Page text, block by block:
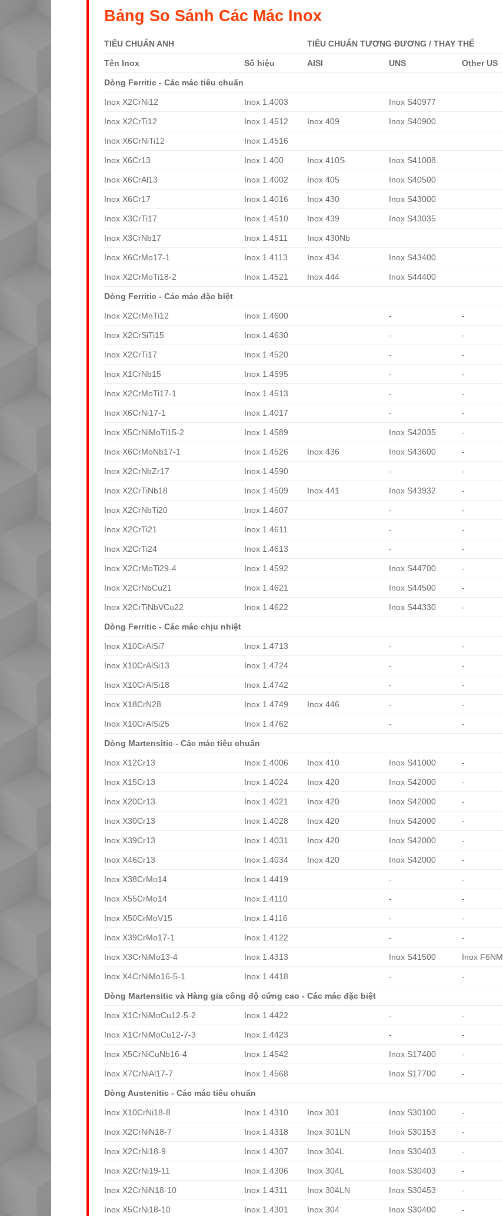
Bảng So Sánh Các Mác Inox
TIÊU CHUẨN ANH TIÊU CHUẨN TƯƠNG ĐƯƠNG / THAY THẾ
Tên Inox Số hiệu AISI UNS Other US
Dòng Ferritic - Các mác tiêu chuẩn
Inox X2CrNi12 Inox 1.4003 Inox S40977
Inox X2CrTi12 Inox 1.4512 Inox 409 Inox S40900
Inox X6CrNiTi12 Inox 1.4516
Inox X6Cr13 Inox 1.400 Inox 410S Inox S41008
Inox X6CrAl13 Inox 1.4002 Inox 405 Inox S40500
Inox X6Cr17 Inox 1.4016 Inox 430 Inox S43000
Inox X3CrTi17 Inox 1.4510 Inox 439 Inox S43035
Inox X3CrNb17 Inox 1.4511 Inox 430Nb
Inox X6CrMo17-1 Inox 1.4113 Inox 434 Inox S43400
Inox X2CrMoTi18-2 Inox 1.4521 Inox 444 Inox S44400
Dòng Ferritic - Các mác đặc biệt
Inox X2CrMnTi12 Inox 1.4600 - -
Inox X2CrSiTi15 Inox 1.4630 - -
Inox X2CrTi17 Inox 1.4520 - -
Inox X1CrNb15 Inox 1.4595 - -
Inox X2CrMoTi17-1 Inox 1.4513 - -
Inox X6CrNi17-1 Inox 1.4017 - -
Inox X5CrNiMoTi15-2 Inox 1.4589 Inox S42035 -
Inox X6CrMoNb17-1 Inox 1.4526 Inox 436 Inox S43600 -
Inox X2CrNbZr17 Inox 1.4590 - -
Inox X2CrTiNb18 Inox 1.4509 Inox 441 Inox S43932 -
Inox X2CrNbTi20 Inox 1.4607 - -
Inox X2CrTi21 Inox 1.4611 - -
Inox X2CrTi24 Inox 1.4613 - -
Inox X2CrMoTi29-4 Inox 1.4592 Inox S44700 -
Inox X2CrNbCu21 Inox 1.4621 Inox S44500 -
Inox X2CrTiNbVCu22 Inox 1.4622 Inox S44330 -
Dòng Ferritic - Các mác chịu nhiệt
Inox X10CrAlSi7 Inox 1.4713 - -
Inox X10CrAlSi13 Inox 1.4724 - -
Inox X10CrAlSi18 Inox 1.4742 - -
Inox X18CrN28 Inox 1.4749 Inox 446 - -
Inox X10CrAlSi25 Inox 1.4762 - -
Dòng Martensitic - Các mác tiêu chuẩn
Inox X12Cr13 Inox 1.4006 Inox 410 Inox S41000 -
Inox X15Cr13 Inox 1.4024 Inox 420 Inox S42000 -
Inox X20Cr13 Inox 1.4021 Inox 420 Inox S42000 -
Inox X30Cr13 Inox 1.4028 Inox 420 Inox S42000 -
Inox X39Cr13 Inox 1.4031 Inox 420 Inox S42000 -
Inox X46Cr13 Inox 1.4034 Inox 420 Inox S42000 -
Inox X38CrMo14 Inox 1.4419 - -
Inox X55CrMo14 Inox 1.4110 - -
Inox X50CrMoV15 Inox 1.4116 - -
Inox X39CrMo17-1 Inox 1.4122 - -
Inox X3CrNiMo13-4 Inox 1.4313 Inox S41500 Inox F6NM
Inox X4CrNiMo16-5-1 Inox 1.4418 - -
Dòng Martensitic và Hàng gia công độ cứng cao - Các mác đặc biệt
Inox X1CrNiMoCu12-5-2 Inox 1.4422 - -
Inox X1CrNiMoCu12-7-3 Inox 1.4423 - -
Inox X5CrNiCuNb16-4 Inox 1.4542 Inox S17400 -
Inox X7CrNiAl17-7 Inox 1.4568 Inox S17700 -
Dòng Austenitic - Các mác tiêu chuẩn
Inox X10CrNi18-8 Inox 1.4310 Inox 301 Inox S30100 -
Inox X2CrNiN18-7 Inox 1.4318 Inox 301LN Inox S30153 -
Inox X2CrNi18-9 Inox 1.4307 Inox 304L Inox S30403 -
Inox X2CrNi19-11 Inox 1.4306 Inox 304L Inox S30403 -
Inox X2CrNiN18-10 Inox 1.4311 Inox 304LN Inox S30453 -
Inox X5CrNi18-10 Inox 1.4301 Inox 304 Inox S30400 -